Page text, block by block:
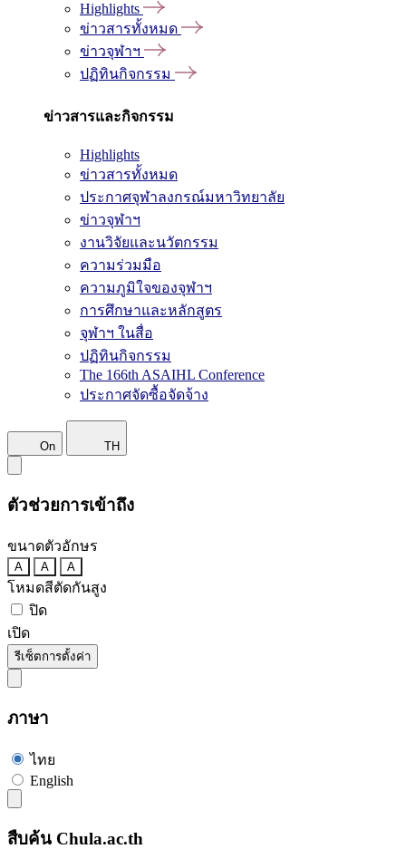
Highlights
ข่าวสารทั้งหมด
ข่าวจุฬาฯ
ปฏิทินกิจกรรม
ข่าวสารและกิจกรรม
Highlights
ข่าวสารทั้งหมด
ประกาศจุฬาลงกรณ์มหาวิทยาลัย
ข่าวจุฬาฯ
งานวิจัยและนวัตกรรม
ความร่วมมือ
ความภูมิใจของจุฬาฯ
การศึกษาและหลักสูตร
จุฬาฯ ในสื่อ
ปฏิทินกิจกรรม
The 166th ASAIHL Conference
ประกาศจัดซื้อจัดจ้าง
On TH
ตัวช่วยการเข้าถึง
ขนาดตัวอักษร
A A A
โหมดสีตัดกันสูง
ปิด
เปิด
รีเซ็ตการตั้งค่า
ภาษา
ไทย
English
สืบค้น Chula.ac.th